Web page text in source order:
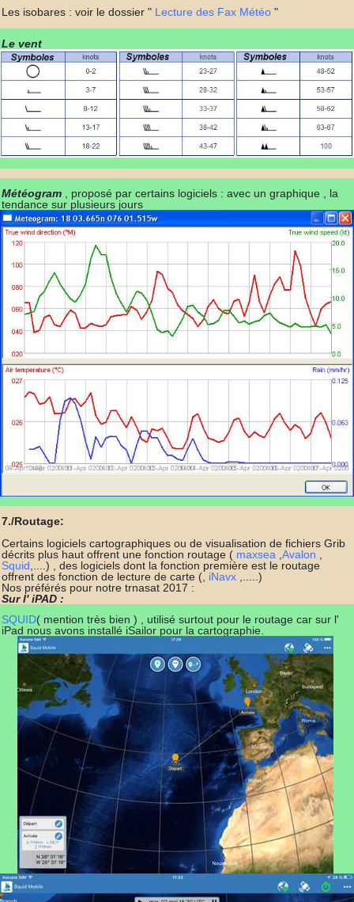
Les isobares : voir le dossier " Lecture des Fax Météo "
Le vent
Météogram
, proposé par certains logiciels : avec un graphique , la
tendance sur plusieurs jours
7./Routage:
Certains logiciels cartographiques ou de visualisation de fichiers Grib
décrits plus haut offrent une fonction routage ( maxsea Avalon
Squid ,....) , des logiciels dont la fonction première est le routage
offrent des fonction de lecture de carte (, iNavx
,.....)
Nos préférés pour notre trnasat 2017 :
Sur l' iPAD :
SQUID( mention très bien ) , utilisé surtout pour le routage car sur l'
iPad nous avons installé iSailor pour la cartographie.